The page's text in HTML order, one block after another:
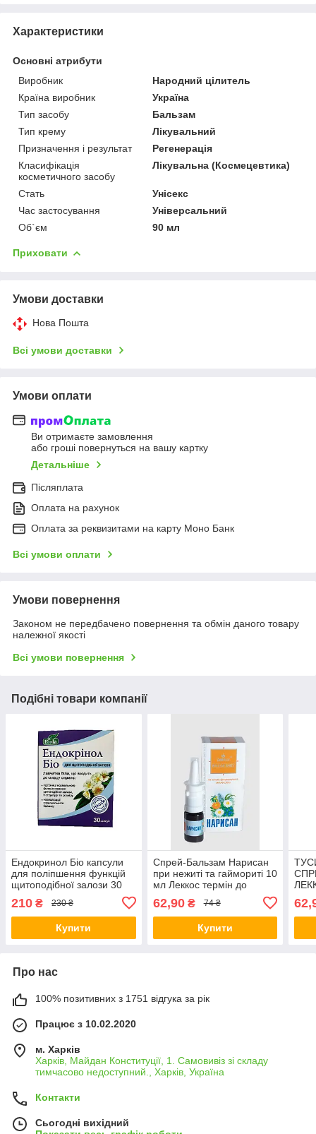
Характеристики
Основні атрибути
Виробник
Народний цілитель
Країна виробник
Україна
Тип засобу
Бальзам
Тип крему
Лікувальний
Призначення і результат
Регенерація
Класифікація
косметичного засобу
Лікувальна (Космецевтика)
Стать
Унісекс
Час застосування
Універсальний
Об`єм
90 мл
Приховати
Умови доставки
Нова Пошта
Всі умови доставки
Умови оплати
Ви отримаєте замовлення
або гроші повернуться на вашу картку
Детальніше
Післяплата
Оплата на рахунок
Оплата за реквизитами на карту Моно Банк
Всі умови оплати
Умови повернення
Законом не передбачено повернення та обмін даного товару
належної якості
Всі умови повернення
Подібні товари компанії
Ендокринол Біо капсули
для поліпшення функцій
щитоподібної залози 30
210 ₴ 230 ₴
Купити
Спрей-Бальзам Нарисан
при нежиті та гаймориті 10
мл Леккос термін до
62,90₴ 74 ₴
Купити
Про нас
100% позитивних з 1751 відгука за рік
Працює з 10.02.2020
м. Харків
Харків, Майдан Конституції, 1. Самовивіз зі складу
тимчасово недоступний., Харків, Україна
Контакти
Сьогодні вихідний